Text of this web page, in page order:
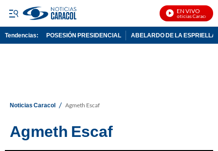
EN VIVO
Noticias Caracol En
Tendencias: POSESIÓN PRESIDENCIAL ABELARDO DE LA ESPRIELLA
Noticias Caracol / Agmeth Escaf
Agmeth Escaf